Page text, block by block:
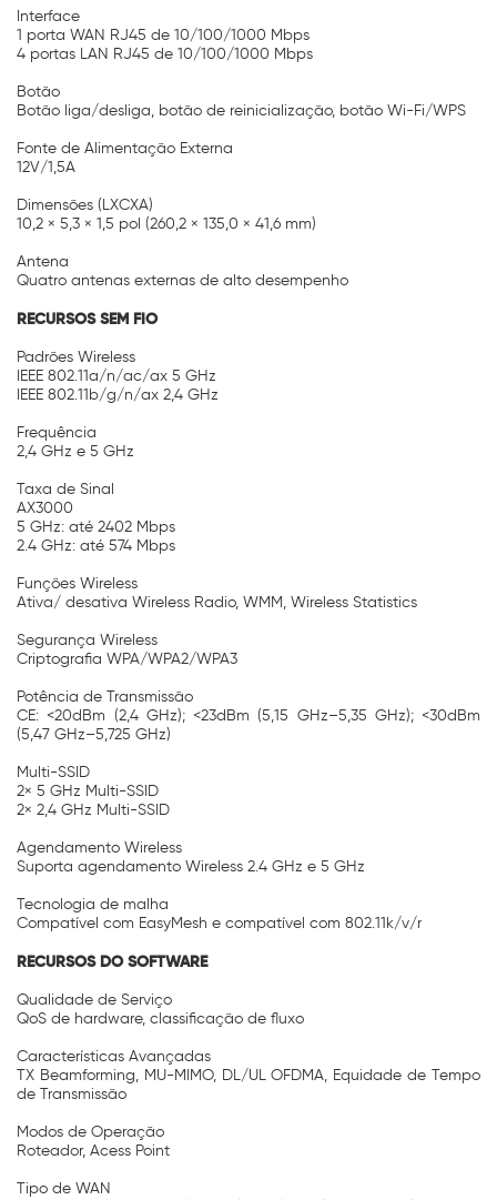
Interface
1 porta WAN RJ45 de 10/100/1000 Mbps
4 portas LAN RJ45 de 10/100/1000 Mbps
Botão
Botão liga/desliga, botão de reinicialização, botão Wi-Fi/WPS
Fonte de Alimentação Externa
12V/1,5A
Dimensões (LXCXA)
10,2 × 5,3 × 1,5 pol (260,2 × 135,0 × 41,6 mm)
Antena
Quatro antenas externas de alto desempenho
RECURSOS SEM FIO
Padrões Wireless
IEEE 802.11a/n/ac/ax 5 GHz
IEEE 802.11b/g/n/ax 2,4 GHz
Frequência
2,4 GHz e 5 GHz
Taxa de Sinal
AX3000
5 GHz: até 2402 Mbps
2.4 GHz: até 574 Mbps
Funções Wireless
Ativa/ desativa Wireless Radio, WMM, Wireless Statistics
Segurança Wireless
Criptografia WPA/WPA2/WPA3
Potência de Transmissão
CE: <20dBm (2,4 GHz); <23dBm (5,15 GHz–5,35 GHz); <30dBm
(5,47 GHz–5,725 GHz)
Multi-SSID
2× 5 GHz Multi-SSID
2× 2,4 GHz Multi-SSID
Agendamento Wireless
Suporta agendamento Wireless 2.4 GHz e 5 GHz
Tecnologia de malha
Compatível com EasyMesh e compatível com 802.11k/v/r
RECURSOS DO SOFTWARE
Qualidade de Serviço
QoS de hardware, classificação de fluxo
Características Avançadas
TX Beamforming, MU-MIMO, DL/UL OFDMA, Equidade de Tempo
de Transmissão
Modos de Operação
Roteador, Acess Point
Tipo de WAN